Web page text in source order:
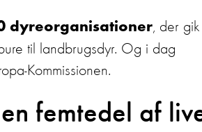
dyreorganisationer, der gik
til landbrugsdyr. Og i dag
Kommissionen.
femtedel af